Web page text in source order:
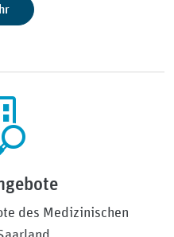
des Medizinischen